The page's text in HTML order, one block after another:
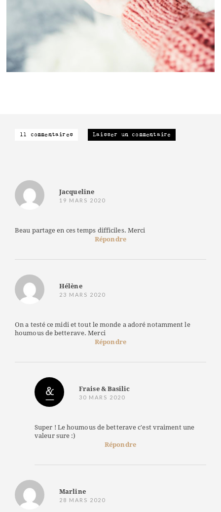
11 commentaires Laisser un commentaire
Jacqueline
19 MARS 2020
Beau partage en ces temps difficiles. Merci
Répondre
Hélène
23 MARS 2020
On a testé ce midi et tout le monde a adoré notamment le
houmous de betterave. Merci
Répondre
Fraise & Basilic
30 MARS 2020
Super ! Le houmous de betterave c'est vraiment une
valeur sure :)
Répondre
Marline
28 MARS 2020